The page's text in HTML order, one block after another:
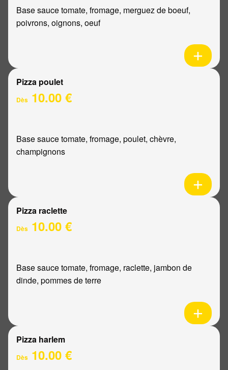
Base sauce tomate, fromage, merguez de boeuf,
poivrons, oignons, oeuf
Pizza poulet
Dès 10.00 €
Base sauce tomate, fromage, poulet, chèvre,
champignons
Pizza raclette
Dès 10.00 €
Base sauce tomate, fromage, raclette, jambon de
dinde, pommes de terre
Pizza harlem
Dès 10.00 €